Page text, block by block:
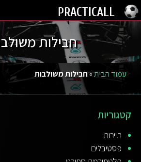
PRACTICALL
חבילות
עמוד הבית»חבילות משולבות
קטגוריות
תיירות
פסטיבלים